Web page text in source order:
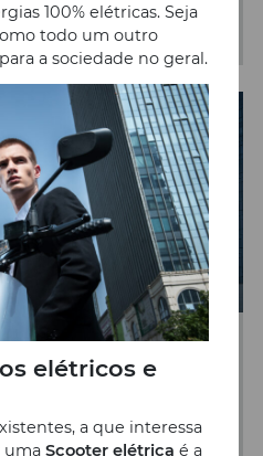
100% elétricas. Seja
todo um outro
a sociedade no geral.
elétricos e
a que interessa
umaScooter elétrica é a
Portugal